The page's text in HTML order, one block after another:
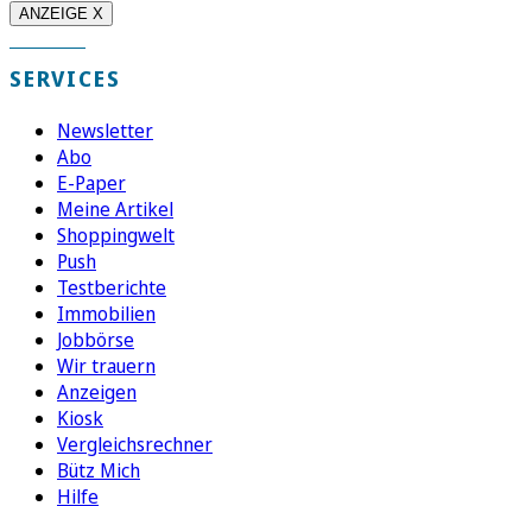
ANZEIGE X
SERVICES
Newsletter
Abo
E-Paper
Meine Artikel
Shoppingwelt
Push
Testberichte
Immobilien
Jobbörse
Wir trauern
Anzeigen
Kiosk
Vergleichsrechner
Bütz Mich
Hilfe